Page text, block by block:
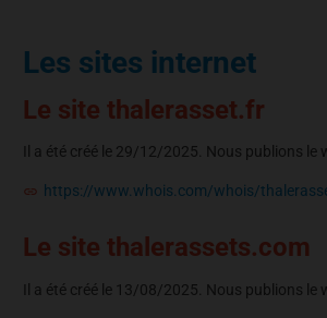
Les sites internet
Le site thalerasset.fr
Il a été créé le 29/12/2025. Nous publions le
https://www.whois.com/whois/
Le site thalerassets.com
Il a été créé le 13/08/2025. Nous publions le